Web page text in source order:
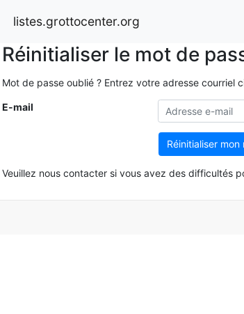
listes.grottocenter.org
Réinitialiser le mot de
Mot de passe oublié ? Entrez votre adresse courriel
E-mail
Réinitialiser
Veuillez nous contacter si vous avez des difficultés